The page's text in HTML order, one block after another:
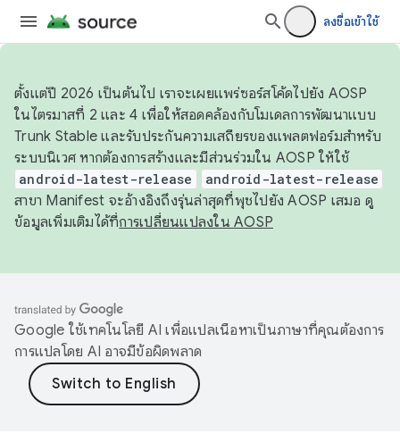
ลงชื่อเข้าใช้
ตั้งแต่ปี 2026 เป็นต้นไป เราจะเผยแพร่ซอร์สโค้ดไปยัง AOSP
ในไตรมาสที่ 2 และ 4 เพื่อให้สอดคล้องกับโมเดลการพัฒนาแบบ
Trunk Stable และรับประกันความเสถียรของแพลตฟอร์มสำหรับ
ระบบนิเวศ หากต้องการสร้างและมีส่วนร่วมใน AOSP ให้ใช้
android-latest-release android-latest-release
สาขา Manifest จะอ้างอิงถึงรุ่นล่าสุดที่พุชไปยัง AOSP เสมอ ดู
ข้อมูลเพิ่มเติมได้ที่การเปลี่ยนแปลงใน AOSP
Google ใช้เทคโนโลยี AI เพื่อแปลเนื้อหาเป็นภาษาที่คุณต้องการ
การแปลโดย AI อาจมีข้อผิดพลาด